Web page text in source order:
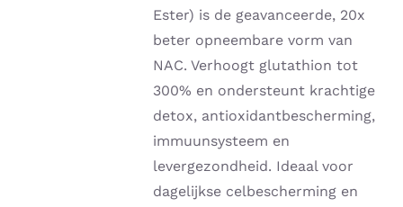
Ester) is de geavanceerde, 20x
beter opneembare vorm van
NAC. Verhoogt glutathion tot
300% en ondersteunt krachtige
detox, antioxidantbescherming,
immuunsysteem en
levergezondheid. Ideaal voor
dagelijkse celbescherming en